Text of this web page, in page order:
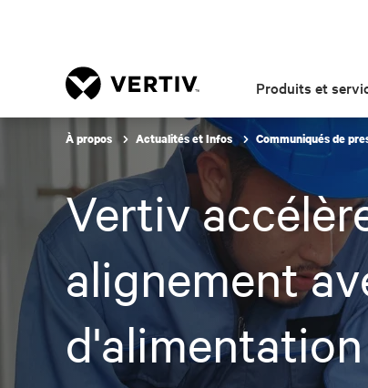
Produits et
À propos Actualités et Infos Communiqués de
Vertiv
alignement